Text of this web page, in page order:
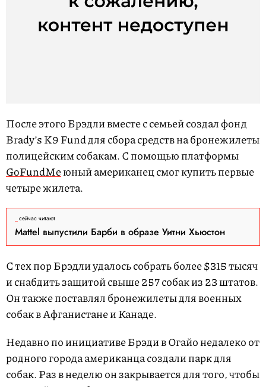
После этого Брэдли вместе с семьей создал фонд
Brady’s K9 Fund для сбора средств на бронежилеты
полицейским собакам. С помощью платформы
GoFundMeюный американец смог купить первые
четыре жилета.
сейчас читают
Mattel выпустили Барби в образе Уитни Хьюстон
С тех пор Брэдли удалось собрать более $315 тысяч
и снабдить защитой свыше 257 собак из 23 штатов.
Он также поставлял бронежилеты для военных
собак в Афганистане и Канаде.
Недавно по инициативе Брэди в Огайо недалеко от
родного города американца создали парк для
собак. Раз в неделю он закрывается для того, чтобы